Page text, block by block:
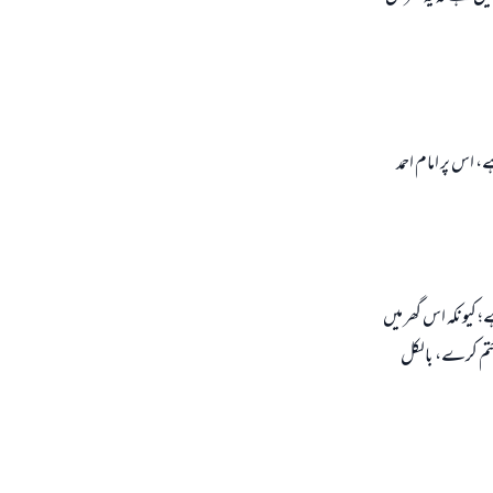
پر امام احمد
اس گھر میں
کرے، بالکل